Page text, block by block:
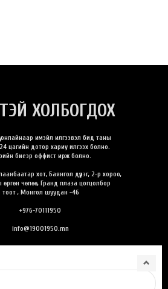
ХОЛБОГДОХ
онлайнаар имэйл илгээвэл бид таны
24 цагийн дотор хариу илгээх болно.
биеэр оффист ирж болно.
хот, Баянгол дүүрэг, 2-р хороо,
өргөн чөлөө, Гранд плаза цогцолбор
тоот , Монгол шуудан -46
+976-70111950
info@19001950.mn